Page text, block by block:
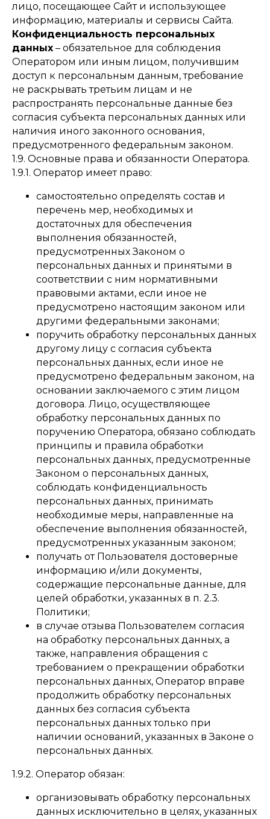
лицо, посещающее Сайт и использующее
информацию, материалы и сервисы Сайта.
Конфиденциальность персональных
данных – обязательное для соблюдения
Оператором или иным лицом, получившим
доступ к персональным данным, требование
не раскрывать третьим лицам и не
распространять персональные данные без
согласия субъекта персональных данных или
наличия иного законного основания,
предусмотренного федеральным законом.
1.9. Основные права и обязанности Оператора.
1.9.1. Оператор имеет право:
самостоятельно определять состав и
перечень мер, необходимых и
достаточных для обеспечения
выполнения обязанностей,
предусмотренных Законом о
персональных данных и принятыми в
соответствии с ним нормативными
правовыми актами, если иное не
предусмотрено настоящим законом или
другими федеральными законами;
поручить обработку персональных данных
другому лицу с согласия субъекта
персональных данных, если иное не
предусмотрено федеральным законом, на
основании заключаемого с этим лицом
договора. Лицо, осуществляющее
обработку персональных данных по
поручению Оператора, обязано соблюдать
принципы и правила обработки
персональных данных, предусмотренные
Законом о персональных данных,
соблюдать конфиденциальность
персональных данных, принимать
необходимые меры, направленные на
обеспечение выполнения обязанностей,
предусмотренных указанным законом;
получать от Пользователя достоверные
информацию и/или документы,
содержащие персональные данные, для
целей обработки, указанных в п. 2.3.
Политики;
в случае отзыва Пользователем согласия
на обработку персональных данных, а
также, направления обращения с
требованием о прекращении обработки
персональных данных, Оператор вправе
продолжить обработку персональных
данных без согласия субъекта
персональных данных только при
наличии оснований, указанных в Законе о
персональных данных.
1.9.2. Оператор обязан:
организовывать обработку персональных
данных исключительно в целях, указанных